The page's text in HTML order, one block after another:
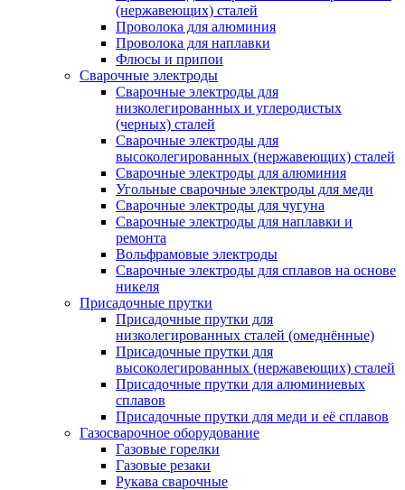
(нержавеющих) сталей
Проволока для алюминия
Проволока для наплавки
Флюсы и припои
Сварочные электроды
Сварочные электроды для
низколегированных и углеродистых
(черных) сталей
Сварочные электроды для
высоколегированных (нержавеющих) сталей
Сварочные электроды для алюминия
Угольные сварочные электроды для меди
Сварочные электроды для чугуна
Сварочные электроды для наплавки и
ремонта
Вольфрамовые электроды
Сварочные электроды для сплавов на основе
никеля
Присадочные прутки
Присадочные прутки для
низколегированных сталей (омеднённые)
Присадочные прутки для
высоколегированных (нержавеющих) сталей
Присадочные прутки для алюминиевых
сплавов
Присадочные прутки для меди и её сплавов
Газосварочное оборудование
Газовые горелки
Газовые резаки
Рукава сварочные